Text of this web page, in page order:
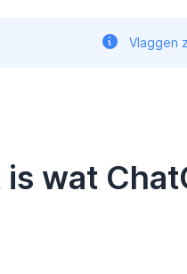
Vlaggen
is wat